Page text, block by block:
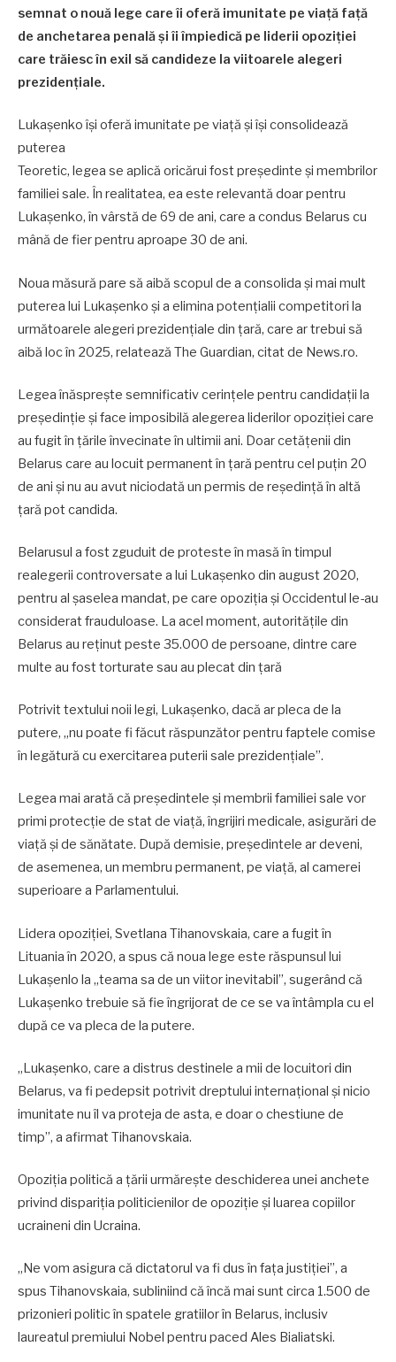
semnat o nouă lege care îi oferă imunitate pe viaţă faţă
de anchetarea penală şi îi împiedică pe liderii opoziţiei
care trăiesc în exil să candideze la viitoarele alegeri
prezidenţiale.
Lukașenko își oferă imunitate pe viață și își consolidează
puterea
Teoretic, legea se aplică oricărui fost preşedinte şi membrilor
familiei sale. În realitatea, ea este relevantă doar pentru
Lukaşenko, în vârstă de 69 de ani, care a condus Belarus cu
mână de fier pentru aproape 30 de ani.
Noua măsură pare să aibă scopul de a consolida şi mai mult
puterea lui Lukaşenko şi a elimina potenţialii competitori la
următoarele alegeri prezidenţiale din ţară, care ar trebui să
aibă loc în 2025, relatează The Guardian, citat de News.ro.
Legea înăspreşte semnificativ cerinţele pentru candidaţii la
preşedinţie şi face imposibilă alegerea liderilor opoziţiei care
au fugit în ţările învecinate în ultimii ani. Doar cetăţenii din
Belarus care au locuit permanent în ţară pentru cel puţin 20
de ani şi nu au avut niciodată un permis de reşedinţă în altă
ţară pot candida.
Belarusul a fost zguduit de proteste în masă în timpul
realegerii controversate a lui Lukaşenko din august 2020,
pentru al şaselea mandat, pe care opoziţia şi Occidentul le-au
considerat frauduloase. La acel moment, autorităţile din
Belarus au reţinut peste 35.000 de persoane, dintre care
multe au fost torturate sau au plecat din ţară
Potrivit textului noii legi, Lukaşenko, dacă ar pleca de la
putere, „nu poate fi făcut răspunzător pentru faptele comise
în legătură cu exercitarea puterii sale prezidenţiale”.
Legea mai arată că preşedintele şi membrii familiei sale vor
primi protecţie de stat de viaţă, îngrijiri medicale, asigurări de
viaţă şi de sănătate. După demisie, preşedintele ar deveni,
de asemenea, un membru permanent, pe viaţă, al camerei
superioare a Parlamentului.
Lidera opoziţiei, Svetlana Tihanovskaia, care a fugit în
Lituania în 2020, a spus că noua lege este răspunsul lui
Lukaşenlo la „teama sa de un viitor inevitabil”, sugerând că
Lukaşenko trebuie să fie îngrijorat de ce se va întâmpla cu el
după ce va pleca de la putere.
„Lukaşenko, care a distrus destinele a mii de locuitori din
Belarus, va fi pedepsit potrivit dreptului internaţional şi nicio
imunitate nu îl va proteja de asta, e doar o chestiune de
timp”, a afirmat Tihanovskaia.
Opoziţia politică a ţării urmăreşte deschiderea unei anchete
privind dispariţia politicienilor de opoziţie şi luarea copiilor
ucraineni din Ucraina.
„Ne vom asigura că dictatorul va fi dus în faţa justiţiei”, a
spus Tihanovskaia, subliniind că încă mai sunt circa 1.500 de
prizonieri politic în spatele gratiilor în Belarus, inclusiv
laureatul premiului Nobel pentru paced Ales Bialiatski.